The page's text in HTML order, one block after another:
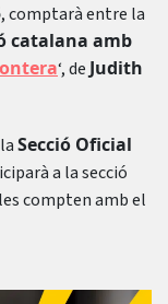
, comptarà entre la
catalana amb
‘, de Judith
Secció Oficial
a la secció
compten amb el